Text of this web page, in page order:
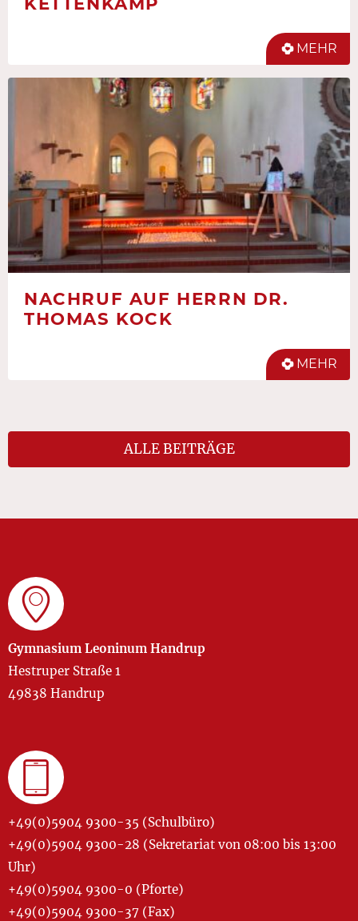
MEHR
NACHRUF AUF HERRN DR.
THOMAS KOCK
MEHR
ALLE BEITRÄGE
Gymnasium Leoninum Handrup
Hestruper Straße 1
49838 Handrup
+49(0)5904 9300-35 (Schulbüro)
+49(0)5904 9300-28 (Sekretariat von 08:00 bis 13:00
Uhr)
+49(0)5904 9300-0 (Pforte)
+49(0)5904 9300-37 (Fax)